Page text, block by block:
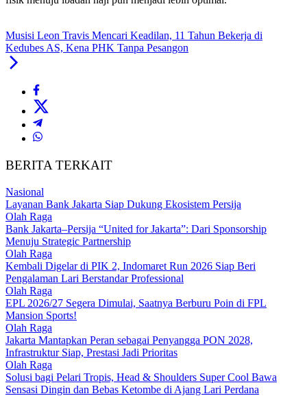
Musisi Leon Travis Mencari Keadilan, 11 Tahun Bekerja di
Kedubes AS, Kena PHK Tanpa Pesangon
BERITA TERKAIT
Nasional
Layanan Bank Jakarta Siap Dukung Ekosistem Persija
Olah Raga
Bank Jakarta–Persija “United for Jakarta”: Dari Sponsorship
Menuju Strategic Partnership
Olah Raga
Kembali Digelar di PIK 2, Indomaret Run 2026 Siap Beri
Pengalaman Lari Berstandar Professional
Olah Raga
EPL 2026/27 Segera Dimulai, Saatnya Berburu Poin di FPL
Mansion Sports!
Olah Raga
Jakarta Mantapkan Peran sebagai Penyangga PON 2028,
Infrastruktur Siap, Prestasi Jadi Prioritas
Olah Raga
Solusi bagi Pelari Tropis, Head & Shoulders Super Cool Bawa
Sensasi Dingin dan Bebas Ketombe di Ajang Lari Perdana